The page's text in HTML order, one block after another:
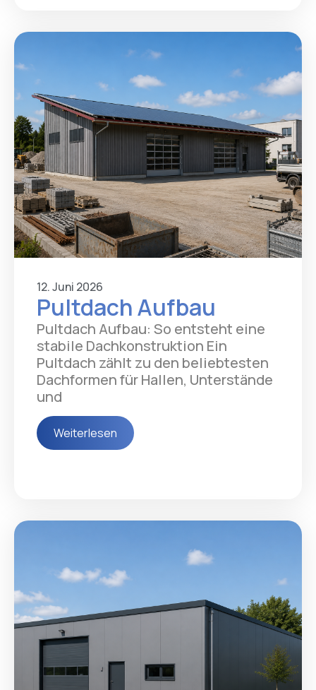
12. Juni 2026
Pultdach Aufbau
Pultdach Aufbau: So entsteht eine
stabile Dachkonstruktion Ein
Pultdach zählt zu den beliebtesten
Dachformen für Hallen, Unterstände
und
Weiterlesen